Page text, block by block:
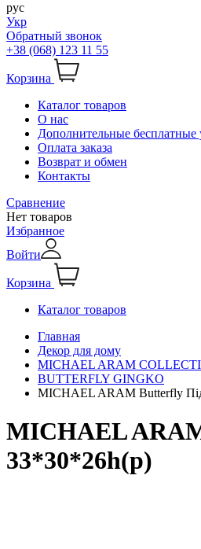
рус
Укр
Обратный звонок
+38 (068) 123 11 55
Корзина
Каталог товаров
О нас
Дополнительные бесплатные
Оплата заказа
Возврат и обмен
Контакты
Сравнение
Нет товаров
Избранное
Войти
Корзина
Каталог товаров
Главная
Декор для дому
MICHAEL ARAM
BUTTERFLY GINGKO
MICHAEL ARAM Butterfly
MICHAEL
33*30*26h(р)